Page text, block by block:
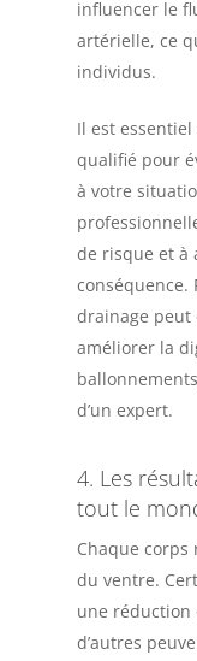
influencer le
artérielle, ce
individus.
Il est
qualifié pour
à votre
de risque et à
conséquence.
drainage peut
améliorer la
d’un expert.
4. Les
tout le
Chaque
du ventre.
une réduction
d’autres